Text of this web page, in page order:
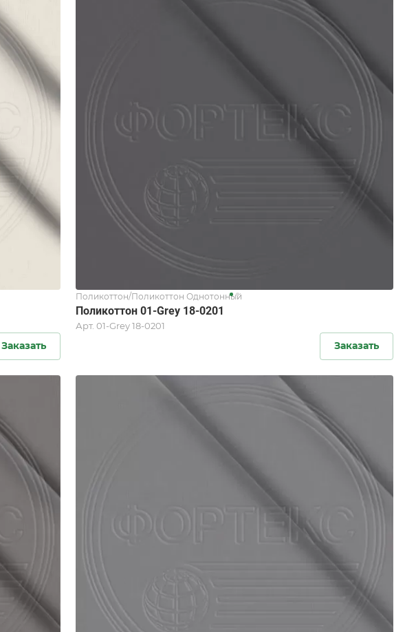
Заказать
Поликоттон/Поликоттон Однотонный
Поликоттон 01-Grey 18-0201
Арт. 01-Grey 18-0201
Заказать